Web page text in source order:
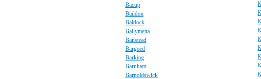
Bacup
Baildon
Baldock
Ballymena
Banstead
Bargoed
Barking
Barnham
Barnoldswick